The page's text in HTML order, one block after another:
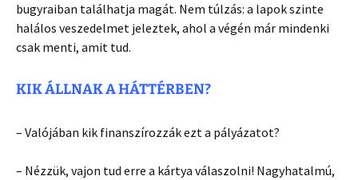
bugyraiban találhatja magát. Nem túlzás: a lapok szinte
halálos veszedelmet jeleztek, ahol a végén már mindenki
csak menti, amit tud.
KIK ÁLLNAK A HÁTTÉRBEN?
– Valójában kik finanszírozzák ezt a pályázatot?
– Nézzük, vajon tud erre a kártya válaszolni! Nagyhatalmú,